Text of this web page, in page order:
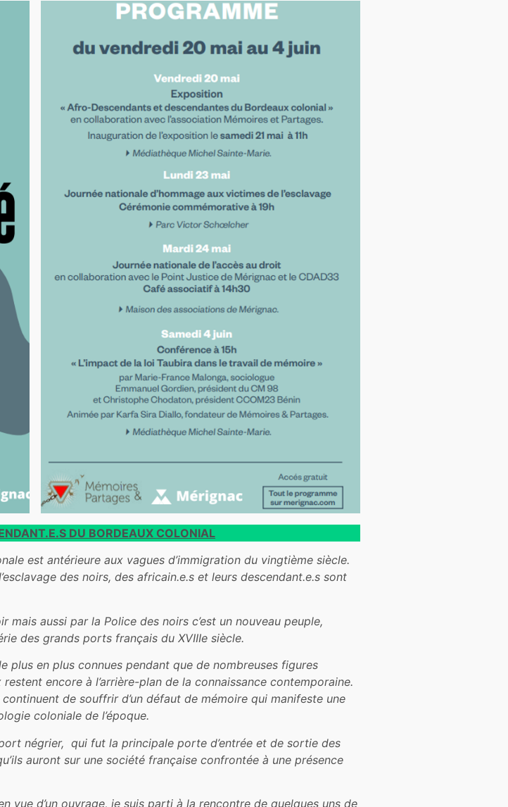
DU BORDEAUX COLONIAL
est antérieure aux vagues d’immigration du vingtième siècle.
des noirs, desafricain.e.s et leursdescendant.e.s sont
mais aussi par la Police des noirs c’est un nouveau peuple,
des grands ports français duXVIIIe siècle.
plus en plus connues pendant quedenombreuses figures
restent encore àl’arrière-plan de laconnaissance contemporaine.
continuent desouffrird’undéfaut demémoire quimanifeste une
coloniale del’époque.
négrier, qui fut laprincipale porte d’entrée et de sortie des
auront sur une société française confrontée à une présence
vue d’un ouvrage, je suis parti à la rencontre de quelques uns de